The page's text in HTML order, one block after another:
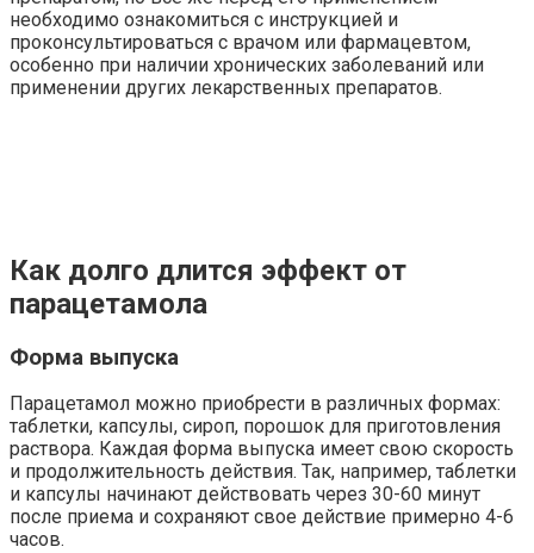
необходимо ознакомиться с инструкцией и
проконсультироваться с врачом или фармацевтом,
особенно при наличии хронических заболеваний или
применении других лекарственных препаратов.
Как долго длится эффект от
парацетамола
Форма выпуска
Парацетамол можно приобрести в различных формах:
таблетки, капсулы, сироп, порошок для приготовления
раствора. Каждая форма выпуска имеет свою скорость
и продолжительность действия. Так, например, таблетки
и капсулы начинают действовать через 30-60 минут
после приема и сохраняют свое действие примерно 4-6
часов.